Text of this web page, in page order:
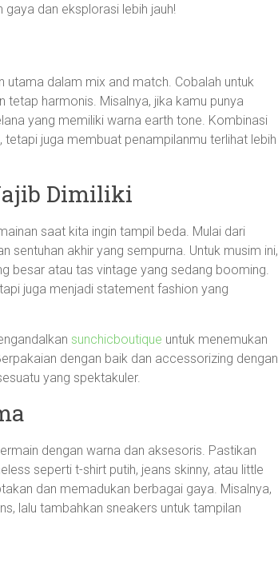
dan eksplorasi lebih jauh!
utama dalam mix and match. Cobalah untuk
harmonis. Misalnya, jika kamu punya
yang memiliki warna earth tone. Kombinasi
juga membuat penampilanmu terlihat lebih
Dimiliki
saat kita ingin tampil beda. Mulai dari
sentuhan akhir yang sempurna. Untuk musim ini,
besar atau tas vintage yang sedang booming.
juga menjadi statement fashion yang
sunchicboutique untuk menemukan
dengan baik dan accessorizing dengan
yang spektakuler.
dengan warna dan aksesoris. Pastikan
seperti t-shirt putih, jeans skinny, atau little
dan memadukan berbagai gaya. Misalnya,
lalu tambahkan sneakers untuk tampilan